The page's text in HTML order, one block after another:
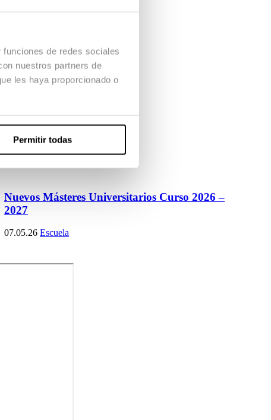
de redes sociales
nuestros partners de
les haya proporcionado o
Permitir todas
Nuevos Másteres Universitarios Curso 2026 –
2027
07.05.26 Escuela